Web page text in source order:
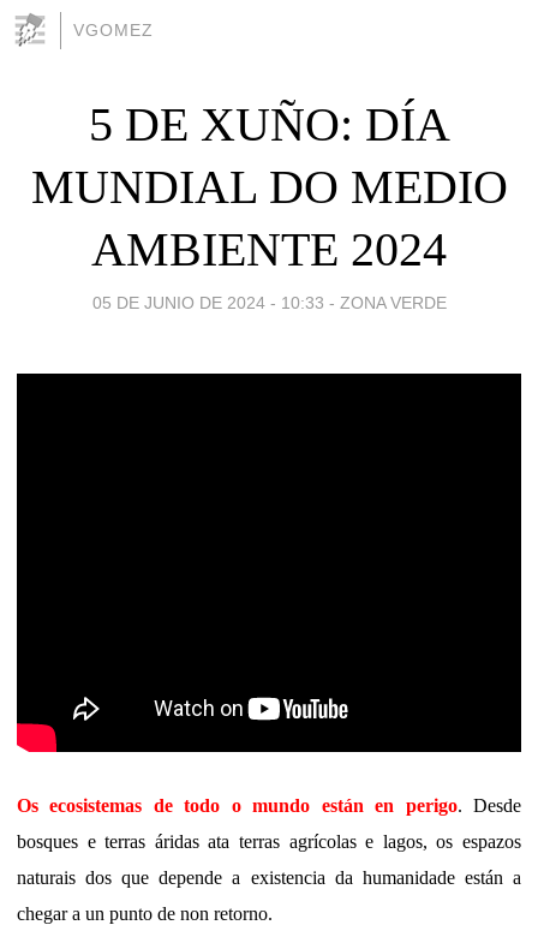
VGOMEZ
5 DE XUÑO: DÍA
MUNDIAL DO MEDIO
AMBIENTE 2024
05 DE JUNIO DE 2024 - 10:33 - ZONA VERDE
Os ecosistemas de todo o mundo están en perigo. Desde
bosques e terras áridas ata terras agrícolas e lagos, os espazos
naturais dos que depende a existencia da humanidade están a
chegar a un punto de non retorno.